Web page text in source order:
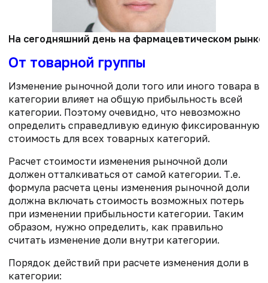
На сегодняшний день на фармацевтическом рынке
От товарной группы
Изменение рыночной доли того или иного товара в
категории влияет на общую прибыльность всей
категории. Поэтому очевидно, что невозможно
определить справедливую единую фиксированную
стоимость для всех товарных категорий.
Расчет стоимости изменения рыночной доли
должен отталкиваться от самой категории. Т.е.
формула расчета цены изменения рыночной доли
должна включать стоимость возможных потерь
при изменении прибыльности категории. Таким
образом, нужно определить, как правильно
считать изменение доли внутри категории.
Порядок действий при расчете изменения доли в
категории: